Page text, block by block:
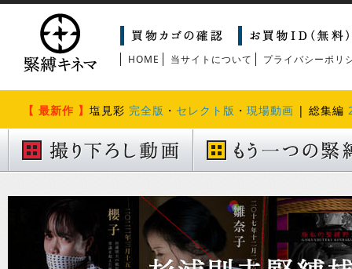
HOME 当サイトについて プライバシーポリ
【 最新作 】 塩見彩 完全版 ・ セレクト版 ・ 現場動画 | 総集編